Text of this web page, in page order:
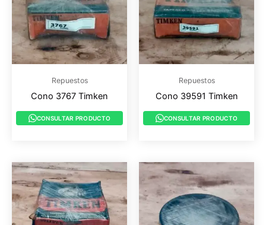
Repuestos
Cono 3767 Timken
CONSULTAR PRODUCTO
Repuestos
Cono 39591 Timken
CONSULTAR PRODUCTO